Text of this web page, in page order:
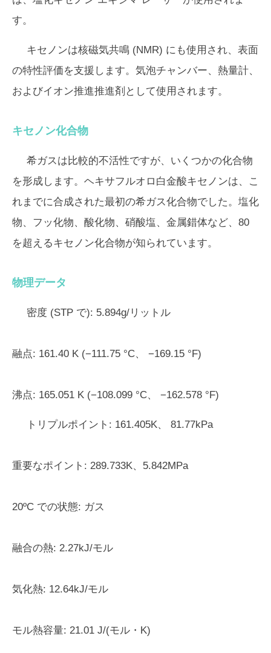
す。
キセノンは核磁気共鳴 (NMR) にも使用され、表面
の特性評価を支援します。気泡チャンバー、熱量計、
およびイオン推進推進剤として使用されます。
キセノン化合物
希ガスは比較的不活性ですが、いくつかの化合物
を形成します。ヘキサフルオロ白金酸キセノンは、こ
れまでに合成された最初の希ガス化合物でした。塩化
物、フッ化物、酸化物、硝酸塩、金属錯体など、80
を超えるキセノン化合物が知られています。
物理データ
密度 (STP で): 5.894g/リットル
融点: 161.40 K (−111.75 °C、 −169.15 °F)
沸点: 165.051 K (−108.099 °C、 −162.578 °F)
トリプルポイント: 161.405K、 81.77kPa
重要なポイント: 289.733K、5.842MPa
20ºC での状態: ガス
融合の熱: 2.27kJ/モル
気化熱: 12.64kJ/モル
モル熱容量: 21.01 J/(モル・K)